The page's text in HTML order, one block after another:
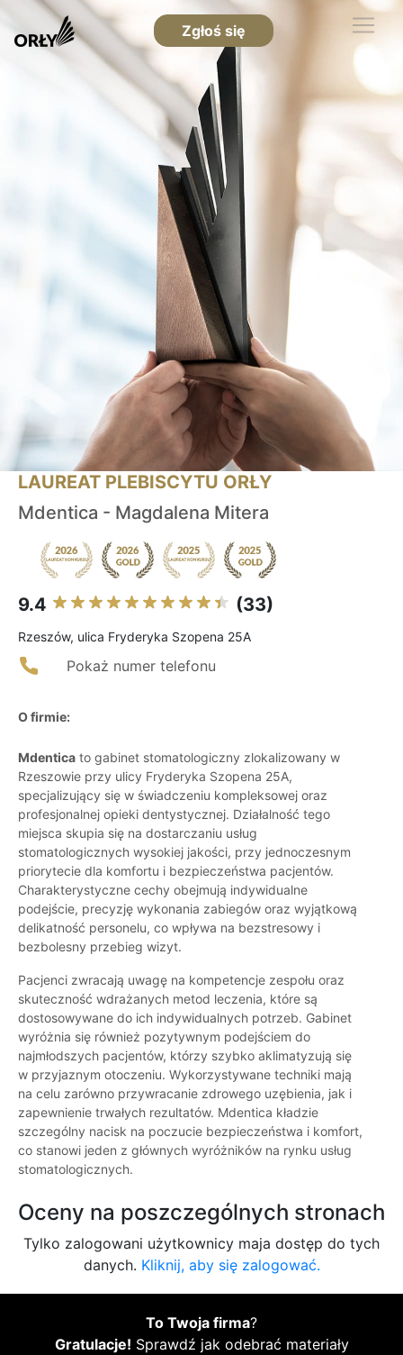
Zgłoś się
LAUREAT PLEBISCYTU ORŁY
Mdentica - Magdalena Mitera
9.4 (33)
Rzeszów, ulica Fryderyka Szopena 25A
Pokaż numer telefonu
O firmie:
Mdentica to gabinet stomatologiczny zlokalizowany w
Rzeszowie przy ulicy Fryderyka Szopena 25A,
specjalizujący się w świadczeniu kompleksowej oraz
profesjonalnej opieki dentystycznej. Działalność tego
miejsca skupia się na dostarczaniu usług
stomatologicznych wysokiej jakości, przy jednoczesnym
priorytecie dla komfortu i bezpieczeństwa pacjentów.
Charakterystyczne cechy obejmują indywidualne
podejście, precyzję wykonania zabiegów oraz wyjątkową
delikatność personelu, co wpływa na bezstresowy i
bezbolesny przebieg wizyt.
Pacjenci zwracają uwagę na kompetencje zespołu oraz
skuteczność wdrażanych metod leczenia, które są
dostosowywane do ich indywidualnych potrzeb. Gabinet
wyróżnia się również pozytywnym podejściem do
najmłodszych pacjentów, którzy szybko aklimatyzują się
w przyjaznym otoczeniu. Wykorzystywane techniki mają
na celu zarówno przywracanie zdrowego uzębienia, jak i
zapewnienie trwałych rezultatów. Mdentica kładzie
szczególny nacisk na poczucie bezpieczeństwa i komfort,
co stanowi jeden z głównych wyróżników na rynku usług
stomatologicznych.
Oceny na poszczególnych stronach
Tylko zalogowani użytkownicy maja dostęp do tych
danych. Kliknij, aby się zalogować.
To Twoja firma?
Gratulacje! Sprawdź jak odebrać materiały